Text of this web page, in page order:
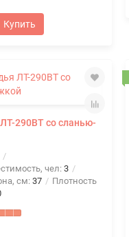
Купить
290ВТ со сланью-
чел: 3
см: 37
Плотность